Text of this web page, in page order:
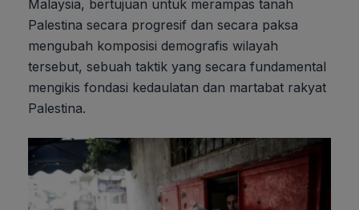
Malaysia, bertujuan untuk merampas tanah
Palestina secara progresif dan secara paksa
mengubah komposisi demografis wilayah
tersebut, sebuah taktik yang secara fundamental
mengikis fondasi kedaulatan dan martabat rakyat
Palestina.